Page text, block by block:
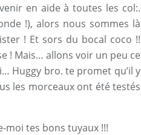
en aide à toutes les col:.
!), alors nous sommes là
! Et sors du bocal coco !!
! Mais… allons voir un peu ce
Huggy bro. te promet qu’il y
les morceaux ont été testés
moi tes bons tuyaux !!!